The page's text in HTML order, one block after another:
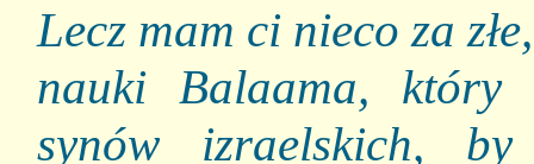
Lecz mam ci nieco za
nauki Balaama, który
synów izraelskich, by